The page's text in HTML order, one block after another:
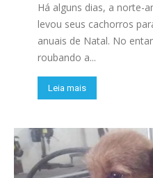
Há alguns dias, a norte-
levou seus cachorros
anuais de Natal. No
roubando a...
Leia mais